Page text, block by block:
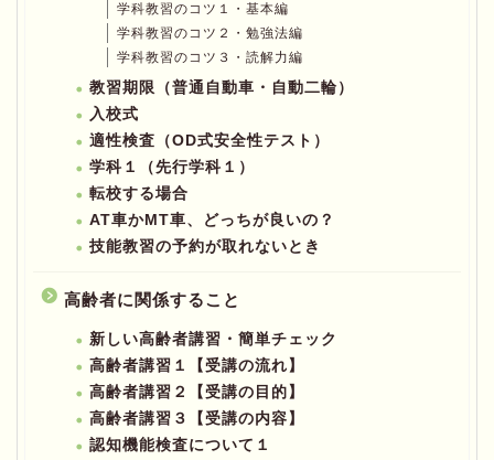
学科教習のコツ１・基本編
学科教習のコツ２・勉強法編
学科教習のコツ３・読解力編
教習期限（普通自動車・自動二輪）
入校式
適性検査（OD式安全性テスト）
学科１（先行学科１）
転校する場合
AT車かMT車、どっちが良いの？
技能教習の予約が取れないとき
高齢者に関係すること
新しい高齢者講習・簡単チェック
高齢者講習１【受講の流れ】
高齢者講習２【受講の目的】
高齢者講習３【受講の内容】
認知機能検査について１